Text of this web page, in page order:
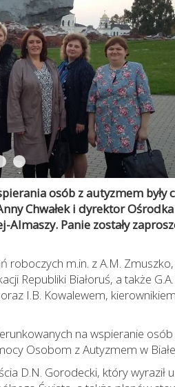
osób z autyzmem były
Chwałek i dyrektor
Panie zostały
roboczych m.in. z A.M.
Republiki Białoruś, a także
I.B. Kowalewem,
na wspieranie
Osobom z Autyzmem w
D.N. Gorodecki, który wyraził